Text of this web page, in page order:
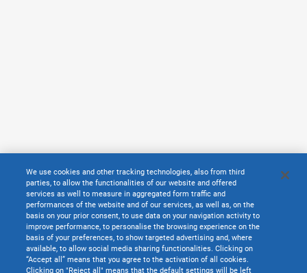
We use cookies and other tracking technologies, also from third
parties, to allow the functionalities of our website and offered
services as well to measure in aggregated form traffic and
performances of the website and of our services, as well as, on the
basis on your prior consent, to use data on your navigation activity to
improve performance, to personalise the browsing experience on the
basis of your preferences, to show targeted advertising and, where
available, to allow social media sharing functionalities. Clicking on
“Accept all” means that you agree to the activation of all cookies.
Clicking on "Reject all" means that the default settings will be left